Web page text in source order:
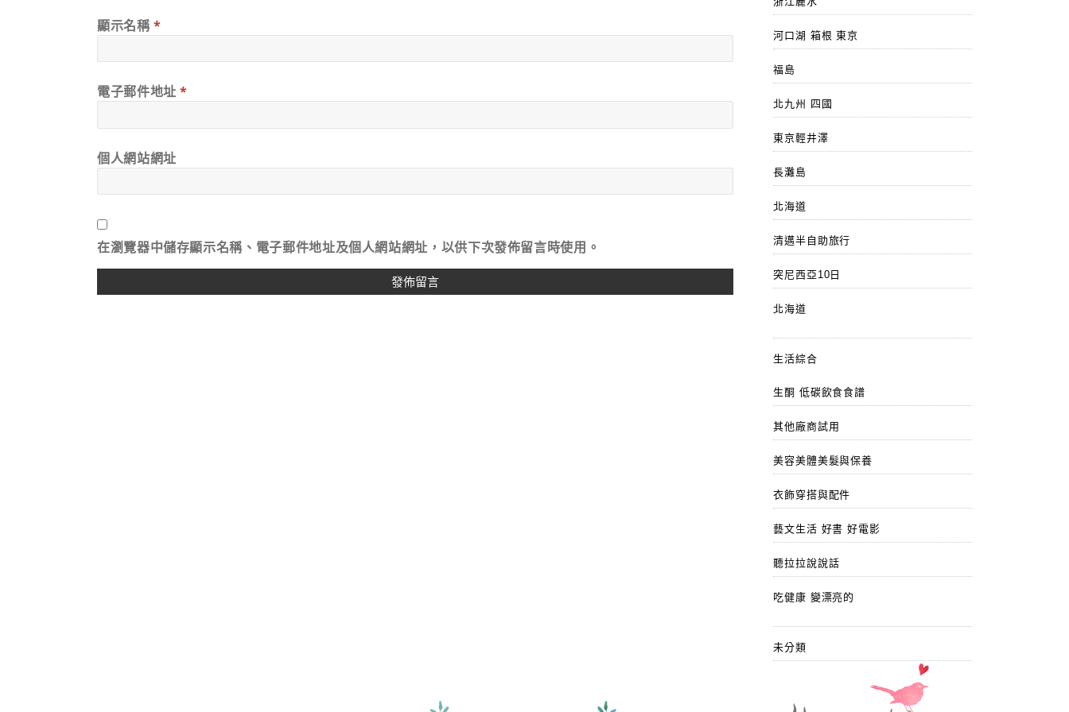
顯示名稱*
電子郵件地址*
個人網站網址
在瀏覽器中儲存顯示名稱、電子郵件地址及個人網站網址，以供下次發佈留言時使用。
河口湖 箱根 東京
福島
北九州 四國
東京輕井澤
長灘島
北海道
清邁半自助旅行
突尼西亞10日
北海道
生活綜合
生酮 低碳飲食食譜
其他廠商試用
美容美體美髮與保養
衣飾穿搭與配件
藝文生活 好書 好電影
聽拉拉說說話
吃健康 變漂亮的
未分類